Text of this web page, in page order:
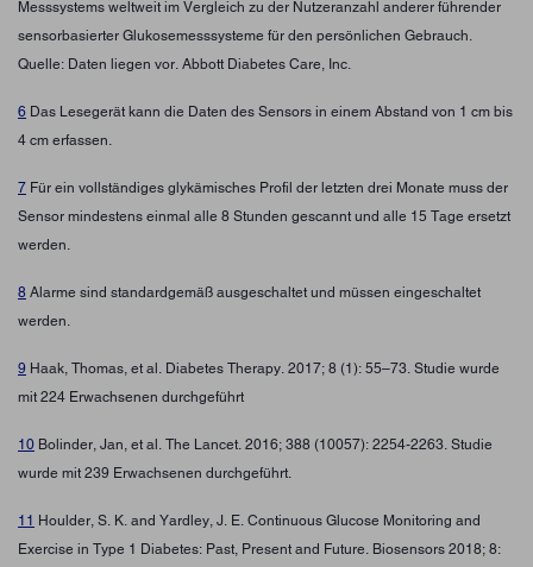
Messsystems weltweit im Vergleich zu der Nutzeranzahl anderer führender
sensorbasierter Glukosemesssysteme für den persönlichen Gebrauch.
Quelle: Daten liegen vor. Abbott Diabetes Care, Inc.
6 Das Lesegerät kann die Daten des Sensors in einem Abstand von 1 cm bis
4 cm erfassen.
7 Für ein vollständiges glykämisches Profil der letzten drei Monate muss der
Sensor mindestens einmal alle 8 Stunden gescannt und alle 15 Tage ersetzt
werden.
8 Alarme sind standardgemäß ausgeschaltet und müssen eingeschaltet
werden.
9 Haak, Thomas, et al. Diabetes Therapy. 2017; 8 (1): 55–73. Studie wurde
mit 224 Erwachsenen durchgeführt
10 Bolinder, Jan, et al. The Lancet. 2016; 388 (10057): 2254-2263. Studie
wurde mit 239 Erwachsenen durchgeführt.
11 Houlder, S. K. and Yardley, J. E. Continuous Glucose Monitoring and
Exercise in Type 1 Diabetes: Past, Present and Future. Biosensors 2018; 8: